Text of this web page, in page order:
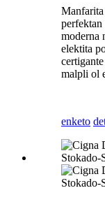
moderna
elektita
malpli ol
enketo